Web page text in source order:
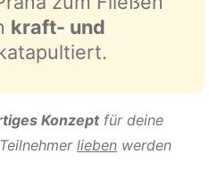
kraft- und
Konzeptfür deine
lieben werden